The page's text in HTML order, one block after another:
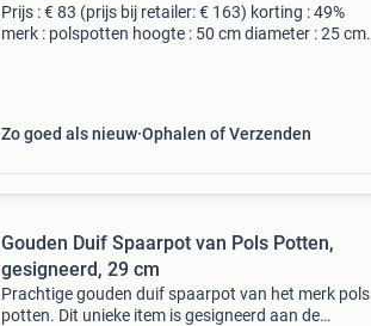
Prijs : € 83 (prijs bij retailer: € 163) korting : 49%
merk : polspotten hoogte : 50 cm diameter : 25 cm
Zo goed als nieuw Ophalen of Verzenden
Gouden Duif Spaarpot van Pols Potten,
gesigneerd, 29 cm
Prachtige gouden duif spaarpot van het merk pols
potten. Dit unieke item is gesigneerd aan de